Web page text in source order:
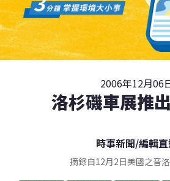
2006年12月06
洛杉磯車展推
時事新聞/編輯
摘錄自12月2日美國之音